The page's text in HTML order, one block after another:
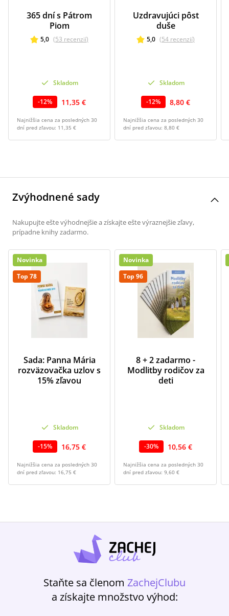
365 dní s Pátrom
Piom
5,0 (53 recenzií)
Skladom
-12% 11,35 €
Najnižšia cena za posledných 30
dní pred zľavou: 11,35 €
Uzdravujúci pôst
duše
5,0 (54 recenzií)
Skladom
-12% 8,80 €
Najnižšia cena za posledných 30
dní pred zľavou: 8,80 €
Zvýhodnené sady
Nakupujte ešte výhodnejšie a získajte ešte výraznejšie zľavy,
prípadne knihy zadarmo.
Novinka
Top 78
Sada: Panna Mária
rozväzovačka uzlov s
15% zľavou
Skladom
-15% 16,75 €
Najnižšia cena za posledných 30
dní pred zľavou: 16,75 €
Novinka
Top 96
8 + 2 zadarmo -
Modlitby rodičov za
deti
Skladom
-30% 10,56 €
Najnižšia cena za posledných 30
dní pred zľavou: 9,60 €
Staňte sa členom ZachejClubu
a získajte množstvo výhod: